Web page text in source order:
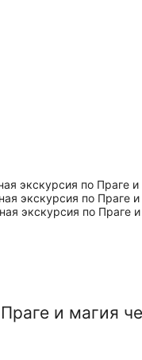
и магия